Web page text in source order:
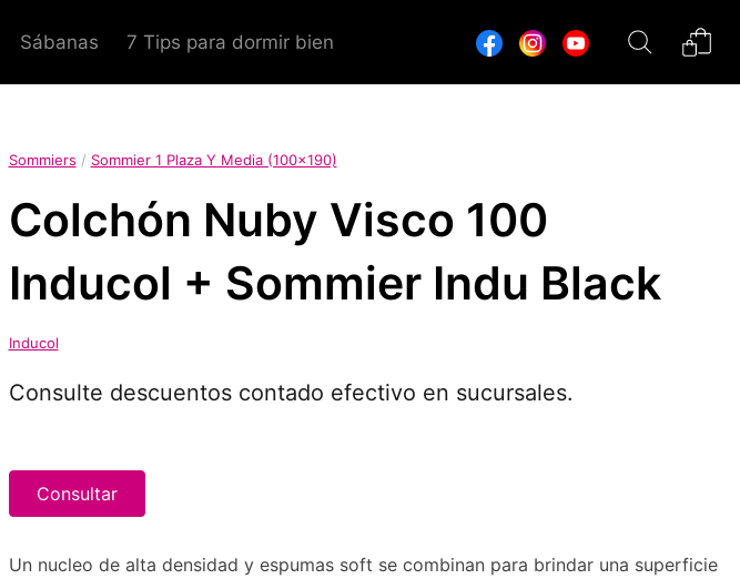
Sábanas 7 Tips para dormir bien
Sommiers / Sommier 1 Plaza Y Media (100x190)
Colchón Nuby Visco 100
Inducol + Sommier Indu Black
Inducol
Consulte descuentos contado efectivo en sucursales.
Consultar
Un nucleo de alta densidad y espumas soft se combinan para brindar una superficie